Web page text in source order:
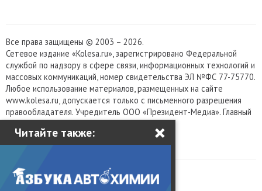
Читайте также: ×
Все права защищены © 2003 – 2026.
Сетевое издание «Kolesa.ru», зарегистрировано Федеральной
службой по надзору в сфере связи, информационных технологий и
массовых коммуникаций, номер свидетельства ЭЛ №ФС 77-75770.
Любое использование материалов, размещенных на сайте
www.kolesa.ru, допускается только с письменного разрешения
правообладателя. Учредитель ООО «Президент-Медиа». Главный